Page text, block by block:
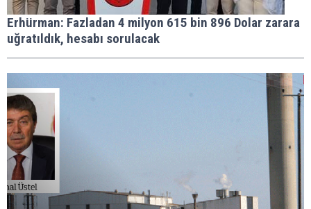
Erhürman: Fazladan 4 milyon 615 bin 896 Dolar zarara
uğratıldık, hesabı sorulacak